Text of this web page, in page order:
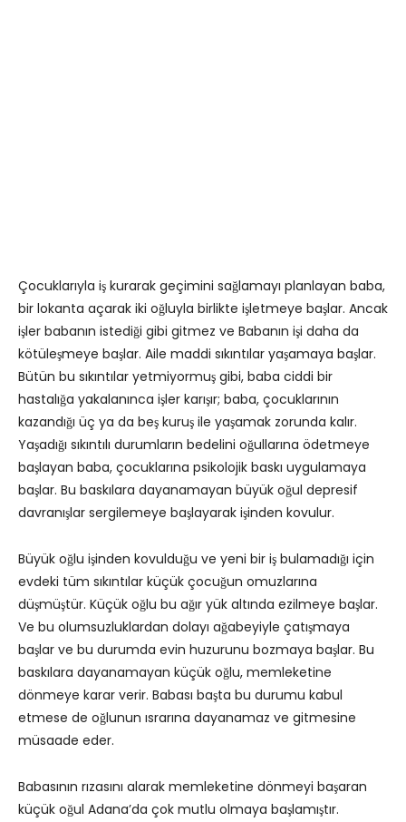
Çocuklarıyla iş kurarak geçimini sağlamayı planlayan baba,
bir lokanta açarak iki oğluyla birlikte işletmeye başlar. Ancak
işler babanın istediği gibi gitmez ve Babanın işi daha da
kötüleşmeye başlar. Aile maddi sıkıntılar yaşamaya başlar.
Bütün bu sıkıntılar yetmiyormuş gibi, baba ciddi bir
hastalığa yakalanınca işler karışır; baba, çocuklarının
kazandığı üç ya da beş kuruş ile yaşamak zorunda kalır.
Yaşadığı sıkıntılı durumların bedelini oğullarına ödetmeye
başlayan baba, çocuklarına psikolojik baskı uygulamaya
başlar. Bu baskılara dayanamayan büyük oğul depresif
davranışlar sergilemeye başlayarak işinden kovulur.
Büyük oğlu işinden kovulduğu ve yeni bir iş bulamadığı için
evdeki tüm sıkıntılar küçük çocuğun omuzlarına
düşmüştür. Küçük oğlu bu ağır yük altında ezilmeye başlar.
Ve bu olumsuzluklardan dolayı ağabeyiyle çatışmaya
başlar ve bu durumda evin huzurunu bozmaya başlar. Bu
baskılara dayanamayan küçük oğlu, memleketine
dönmeye karar verir. Babası başta bu durumu kabul
etmese de oğlunun ısrarına dayanamaz ve gitmesine
müsaade eder.
Babasının rızasını alarak memleketine dönmeyi başaran
küçük oğul Adana’da çok mutlu olmaya başlamıştır.